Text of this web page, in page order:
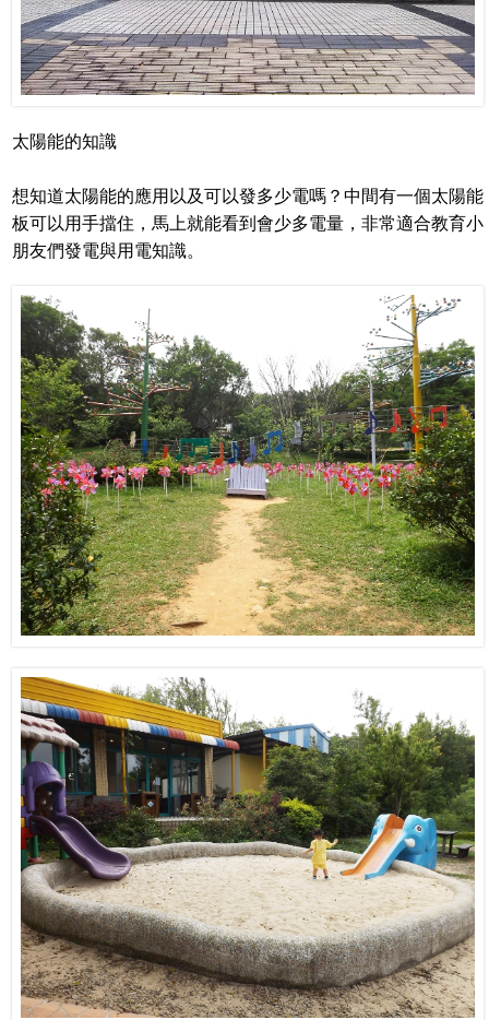
太陽能的知識
想知道太陽能的應用以及可以發多少電嗎？中間有一個太陽能
板可以用手擋住，馬上就能看到會少多電量，非常適合教育小
朋友們發電與用電知識。